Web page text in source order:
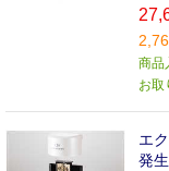
め。
商品
お取
エ
発